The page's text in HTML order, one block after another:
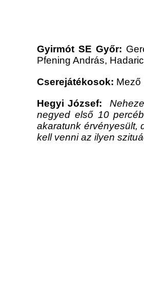
Gyirmót SE Győr:
Pfening András,
Cserejátékosok: Mező
Hegyi József:
negyed első 10
akaratunk érvényesült,
kell venni az ilyen